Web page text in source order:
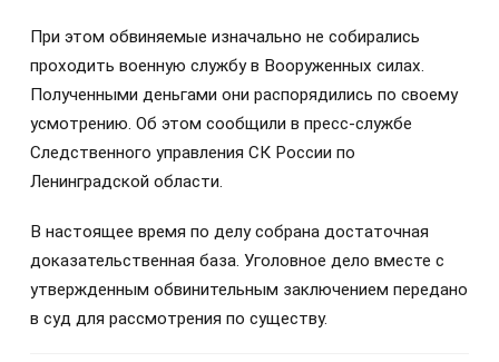
При этом обвиняемые изначально не собирались
проходить военную службу в Вооруженных силах.
Полученными деньгами они распорядились по своему
усмотрению. Об этом сообщили в пресс-службе
Следственного управления СК России по
Ленинградской области.
В настоящее время по делу собрана достаточная
доказательственная база. Уголовное дело вместе с
утвержденным обвинительным заключением передано
в суд для рассмотрения по существу.